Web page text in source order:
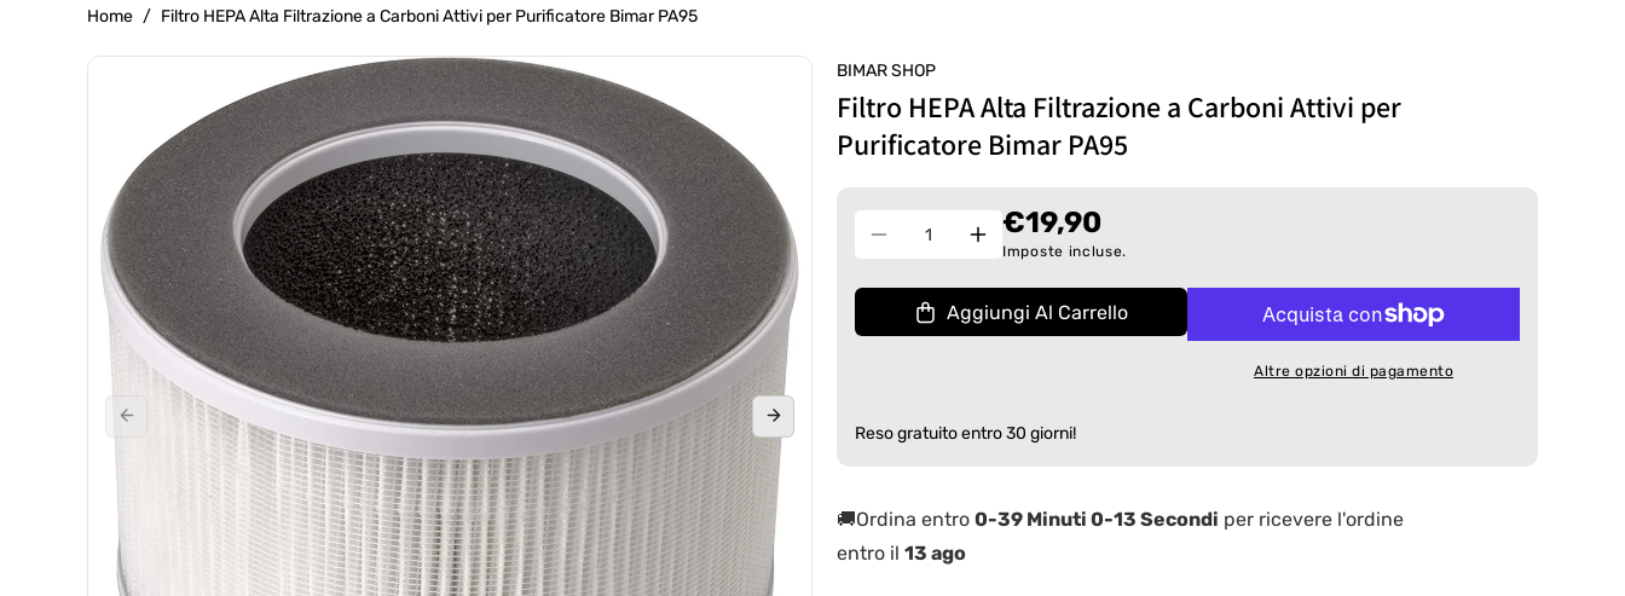
g
r
a
f
i
c
a
Home / Filtro HEPA Alta Filtrazione a Carboni Attivi per Purificatore Bimar PA95
BIMAR SHOP
Filtro HEPA Alta Filtrazione a Carboni Attivi per
Purificatore Bimar PA95
Diminuisci
per
Filtro
Carboni
Purificatore
Bimar
Aumenta
per
Filtro
a
Carboni
Purificatore
€19,90
Imposte incluse.
Aggiungi Al Carrello
Altre opzioni di pagamento
Reso gratuito entro 30 giorni!
🚚Ordina entro 0-39 Minuti 0-14 Secondi per ricevere l'ordine
entro il 13 ago